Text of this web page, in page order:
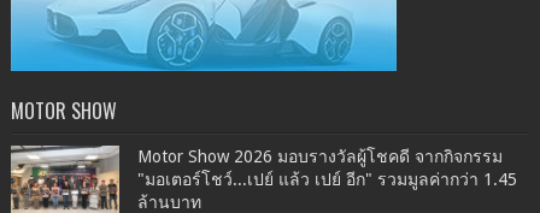
MOTOR SHOW
Motor Show 2026 มอบรางวัลผู้โชคดี จากกิจกรรม
"มอเตอร์โชว์...เปย์ แล้ว เปย์ อีก" รวมมูลค่ากว่า 1.45
ล้านบาท